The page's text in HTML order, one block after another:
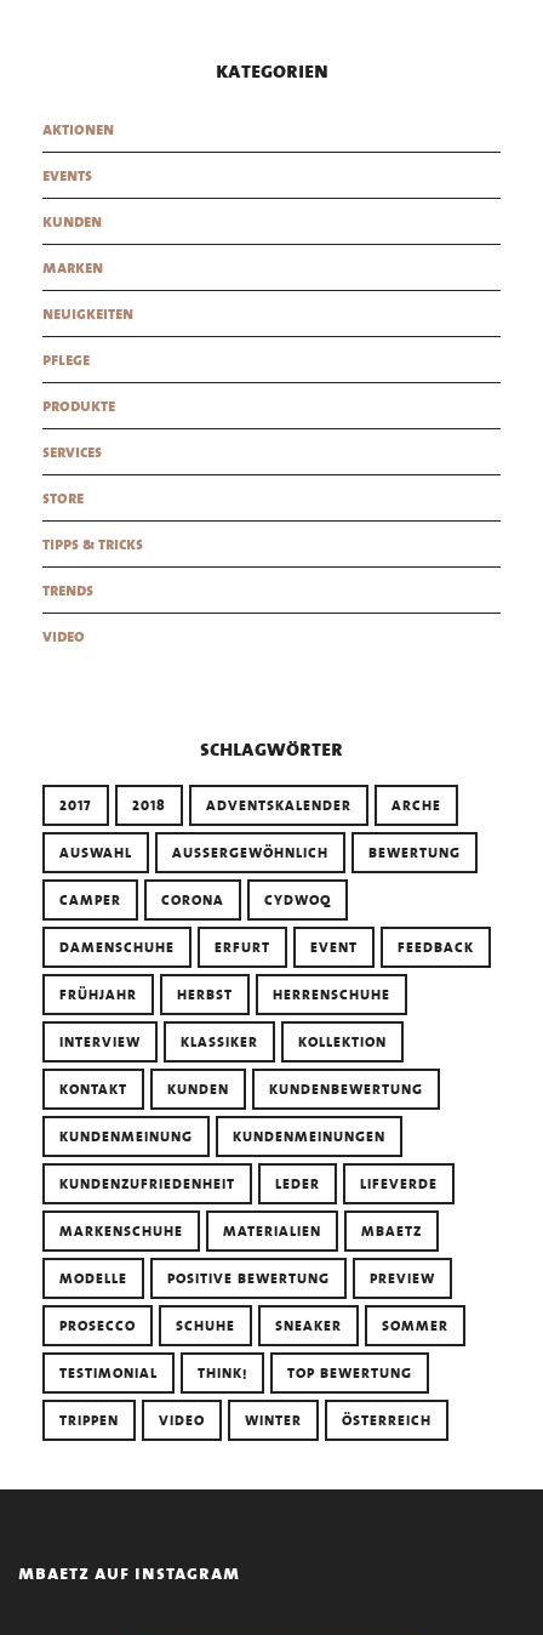
kategorien
aktionen
events
kunden
marken
neuigkeiten
pflege
produkte
services
store
tipps & tricks
trends
video
schlagwörter
2017 2018 ADVENTSKALENDER ARCHE
AUSWAHL AUSSERGEWÖHNLICH BEWERTUNG
CAMPER CORONA CYDWOQ
DAMENSCHUHE ERFURT EVENT FEEDBACK
FRÜHJAHR HERBST HERRENSCHUHE
INTERVIEW KLASSIKER KOLLEKTION
KONTAKT KUNDEN KUNDENBEWERTUNG
KUNDENMEINUNG KUNDENMEINUNGEN
KUNDENZUFRIEDENHEIT LEDER LIFEVERDE
MARKENSCHUHE MATERIALIEN MBAETZ
MODELLE POSITIVE BEWERTUNG PREVIEW
PROSECCO SCHUHE SNEAKER SOMMER
TESTIMONIAL THINK! TOP BEWERTUNG
TRIPPEN VIDEO WINTER ÖSTERREICH
mbaetz auf instagram